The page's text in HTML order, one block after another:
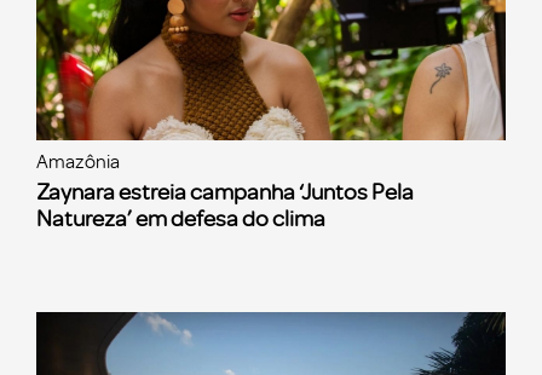
Amazônia
Zaynara estreia campanha ‘Juntos Pela
Natureza’ em defesa do clima